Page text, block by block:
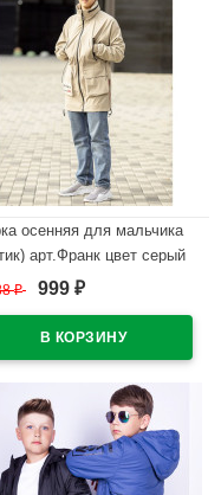
осенняя для мальчика
арт.Франк цвет серый
₽ 999 ₽